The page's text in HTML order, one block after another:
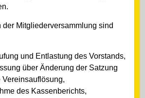
der Mitgliederversammlung sind
und Entlastung des Vorstands,
über Änderung der Satzung
Vereinsauflösung,
des Kassenberichts,